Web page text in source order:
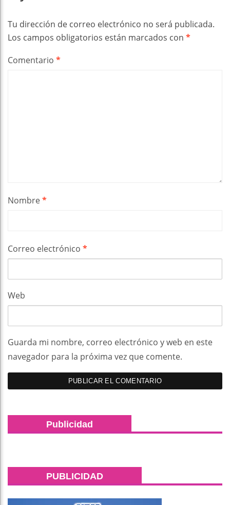
Tu dirección de correo electrónico no será publicada.
Los campos obligatorios están marcados con *
Comentario *
Nombre*
Correo electrónico *
Web
Guarda mi nombre, correo electrónico y web en este
navegador para la próxima vez que comente.
Publicidad
PUBLICIDAD